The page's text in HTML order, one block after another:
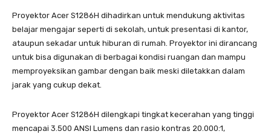
Proyektor Acer S1286H dihadirkan untuk mendukung aktivitas
belajar mengajar seperti di sekolah, untuk presentasi di kantor,
ataupun sekadar untuk hiburan di rumah. Proyektor ini dirancang
untuk bisa digunakan di berbagai kondisi ruangan dan mampu
memproyeksikan gambar dengan baik meski diletakkan dalam
jarak yang cukup dekat.
Proyektor Acer S1286H dilengkapi tingkat kecerahan yang tinggi
mencapai 3.500 ANSI Lumens dan rasio kontras 20.000:1,